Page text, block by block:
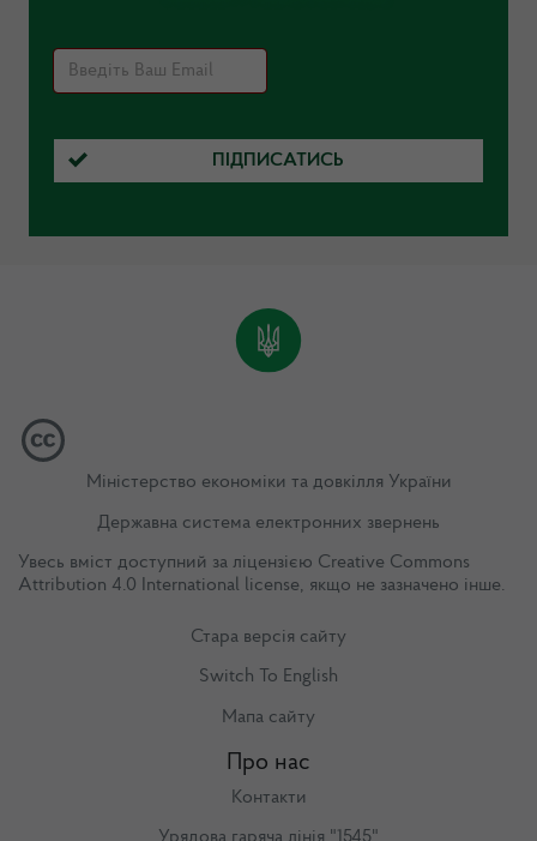
ПІДПИСАТИСЬ
Міністерство економіки та довкілля України
Державна система електронних звернень
Увесь вміст доступний за ліцензією Creative Commons
Attribution 4.0 International license, якщо не зазначено інше.
Стара версія сайту
Switch To English
Мапа сайту
Про нас
Контакти